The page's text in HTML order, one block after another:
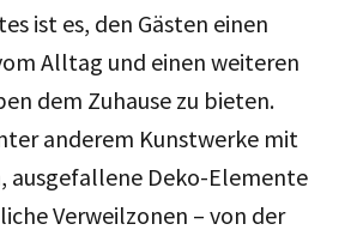
ist es, den Gästen einen
Alltag und einen weiteren
dem Zuhause zu bieten.
anderem Kunstwerke mit
ausgefallene Deko-Elemente
Verweilzonen – von der